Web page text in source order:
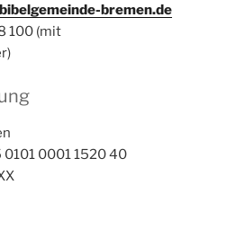
bremen.de
100 (mit
0101 0001 1520 40